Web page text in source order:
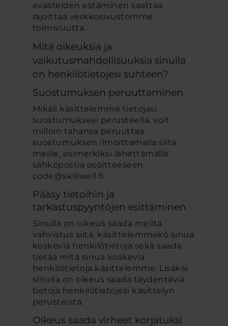
evästeiden estäminen saattaa
rajoittaa verkkosivustomme
toimivuutta.
Mitä oikeuksia ja
vaikutusmahdollisuuksia sinulla
on henkilötietojesi suhteen?
Suostumuksen peruuttaminen
Mikäli käsittelemme tietojasi
suostumuksesi perusteella, voit
milloin tahansa peruuttaa
suostumuksen ilmoittamalla siitä
meille, esimerkiksi lähettämällä
sähköpostia osoitteeseen
code@skillwell.fi.
Pääsy tietoihin ja
tarkastuspyyntöjen esittäminen
Sinulla on oikeus saada meiltä
vahvistus siitä, käsittelemmekö sinua
koskevia henkilötietoja sekä saada
tietää mitä sinua koskevia
henkilötietoja käsittelemme. Lisäksi
sinulla on oikeus saada täydentäviä
tietoja henkilötietojesi käsittelyn
perusteista.
Oikeus saada virheet korjatuksi